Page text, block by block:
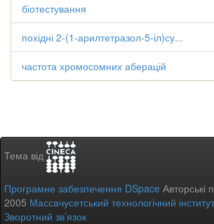
біотестування
похідні 2-(1-арилтетразол-5-іл)су...
частота хромосомних аберацій
Тема від
Програмне забезпечення DSpace Авторські
2005 Массачусетський технологічний інститут
Зворотний зв’язок